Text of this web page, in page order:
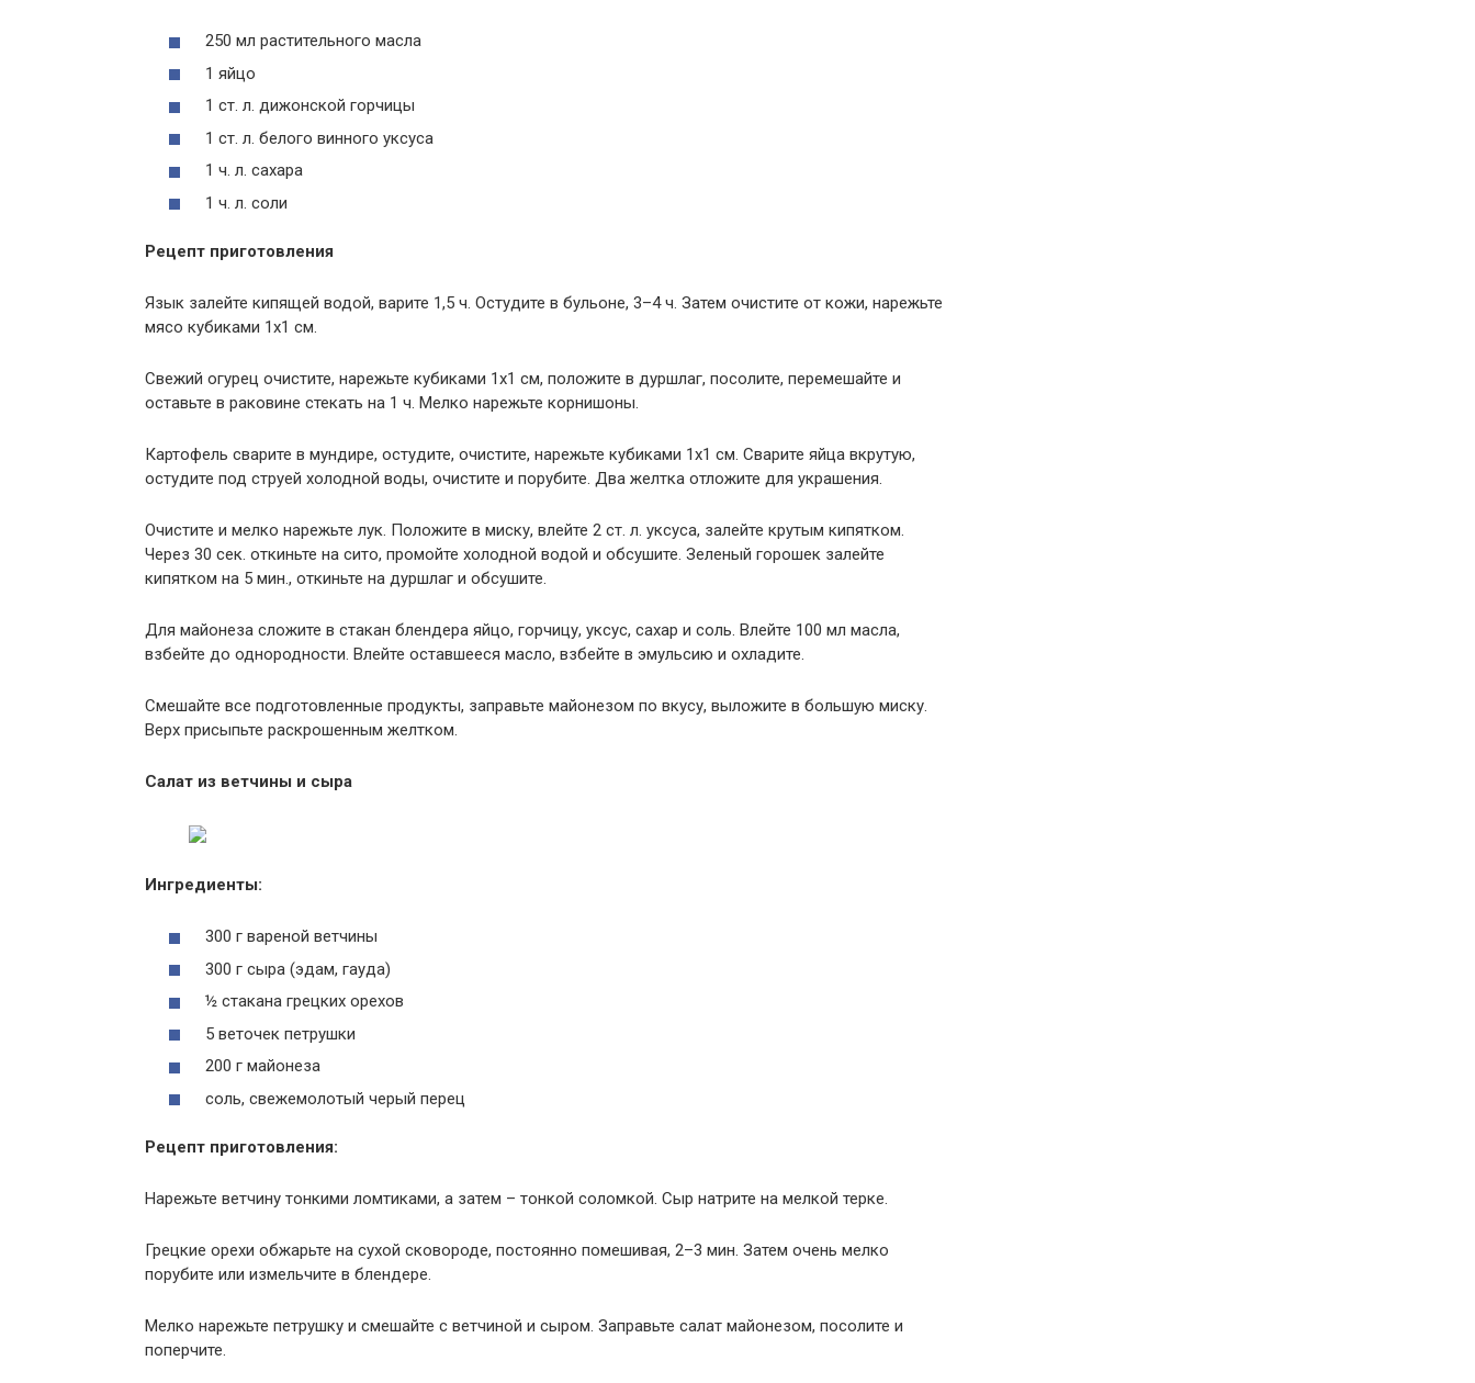
250 мл растительного масла
1 яйцо
1 ст. л. дижонской горчицы
1 ст. л. белого винного уксуса
1 ч. л. сахара
1 ч. л. соли
Рецепт приготовления
Язык залейте кипящей водой, варите 1,5 ч. Остудите в бульоне, 3–4 ч. Затем очистите от кожи, нарежьте
мясо кубиками 1х1 см.
Свежий огурец очистите, нарежьте кубиками 1х1 см, положите в дуршлаг, посолите, перемешайте и
оставьте в раковине стекать на 1 ч. Мелко нарежьте корнишоны.
Картофель сварите в мундире, остудите, очистите, нарежьте кубиками 1х1 см. Сварите яйца вкрутую,
остудите под струей холодной воды, очистите и порубите. Два желтка отложите для украшения.
Очистите и мелко нарежьте лук. Положите в миску, влейте 2 ст. л. уксуса, залейте крутым кипятком.
Через 30 сек. откиньте на сито, промойте холодной водой и обсушите. Зеленый горошек залейте
кипятком на 5 мин., откиньте на дуршлаг и обсушите.
Для майонеза сложите в стакан блендера яйцо, горчицу, уксус, сахар и соль. Влейте 100 мл масла,
взбейте до однородности. Влейте оставшееся масло, взбейте в эмульсию и охладите.
Смешайте все подготовленные продукты, заправьте майонезом по вкусу, выложите в большую миску.
Верх присыпьте раскрошенным желтком.
Салат из ветчины и сыра
Ингредиенты:
300 г вареной ветчины
300 г сыра (эдам, гауда)
½ стакана грецких орехов
5 веточек петрушки
200 г майонеза
соль, свежемолотый черый перец
Рецепт приготовления:
Нарежьте ветчину тонкими ломтиками, а затем – тонкой соломкой. Сыр натрите на мелкой терке.
Грецкие орехи обжарьте на сухой сковороде, постоянно помешивая, 2–3 мин. Затем очень мелко
порубите или измельчите в блендере.
Мелко нарежьте петрушку и смешайте с ветчиной и сыром. Заправьте салат майонезом, посолите и
поперчите.